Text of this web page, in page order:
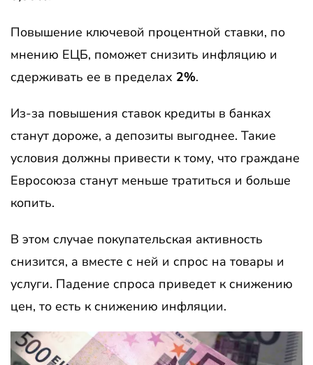
Повышение ключевой процентной ставки, по
мнению ЕЦБ, поможет снизить инфляцию и
сдерживать ее в пределах 2%.
Из-за повышения ставок кредиты в банках
станут дороже, а депозиты выгоднее. Такие
условия должны привести к тому, что граждане
Евросоюза станут меньше тратиться и больше
копить.
В этом случае покупательская активность
снизится, а вместе с ней и спрос на товары и
услуги. Падение спроса приведет к снижению
цен, то есть к снижению инфляции.